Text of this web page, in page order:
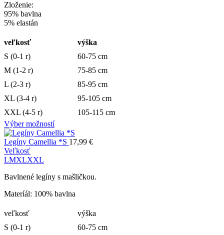
Zloženie:
95% bavlna
5% elastán
veľkosť
výška
S (0-1 r)
60-75 cm
M (1-2 r)
75-85 cm
L (2-3 r)
85-95 cm
XL (3-4 r)
95-105 cm
XXL (4-5 r)
105-115 cm
Výber možností
Legíny Camellia *S 17,99 €
Veľkosť
LMXLXXL
Bavlnené legíny s mašličkou.
Materíál: 100% bavlna
veľkosť
výška
S (0-1 r)
60-75 cm